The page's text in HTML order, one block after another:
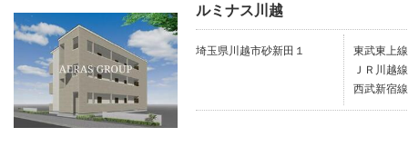
ルミナス川越
埼玉県川越市砂新田１
東武東上
ＪＲ川越
西武新宿